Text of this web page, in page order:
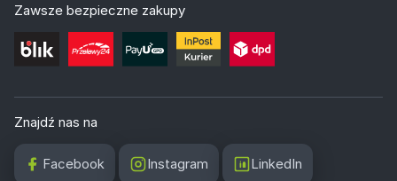
Zawsze bezpieczne zakupy
Znajdź nas na
Facebook Instagram LinkedIn